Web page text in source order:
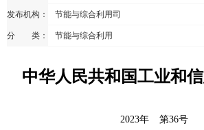
发布机构： 节能与综合利用司
分 类： 节能与综合利用
中华人民共和国工业和
2023年 第36号